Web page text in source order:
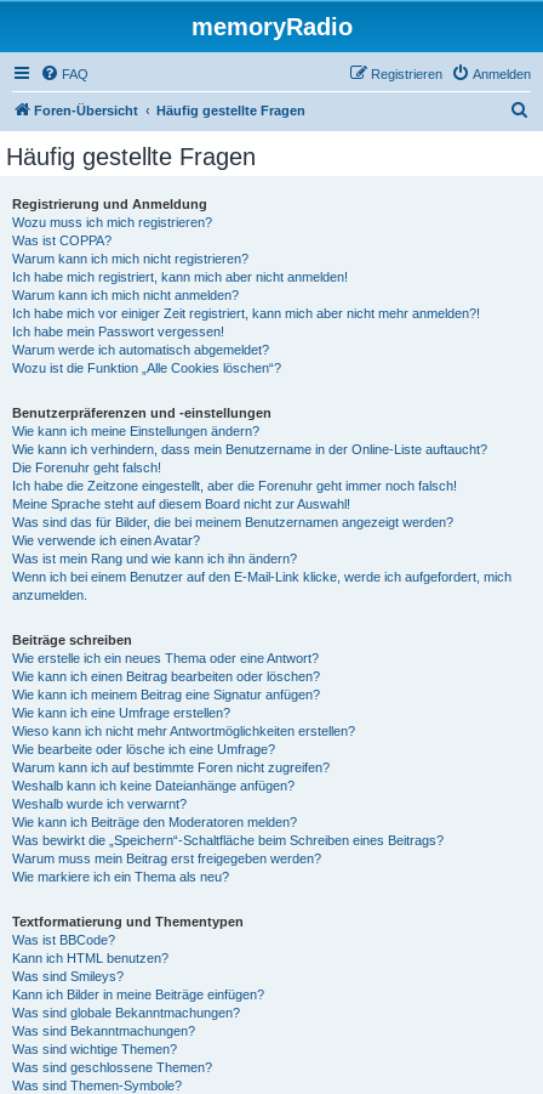
memoryRadio
FAQ Anmelden
Registrieren
Foren-Übersicht Häufig gestellte Fragen
Häufig gestellte Fragen
Registrierung und Anmeldung
Wozu muss ich mich registrieren?
Was ist COPPA?
Warum kann ich mich nicht registrieren?
Ich habe mich registriert, kann mich aber nicht anmelden!
Warum kann ich mich nicht anmelden?
Ich habe mich vor einiger Zeit registriert, kann mich aber nicht mehr anmelden?!
Ich habe mein Passwort vergessen!
Warum werde ich automatisch abgemeldet?
Wozu ist die Funktion „Alle Cookies löschen“?
Benutzerpräferenzen und -einstellungen
Wie kann ich meine Einstellungen ändern?
Wie kann ich verhindern, dass mein Benutzername in der Online-Liste auftaucht?
Die Forenuhr geht falsch!
Ich habe die Zeitzone eingestellt, aber die Forenuhr geht immer noch falsch!
Meine Sprache steht auf diesem Board nicht zur Auswahl!
Was sind das für Bilder, die bei meinem Benutzernamen angezeigt werden?
Wie verwende ich einen Avatar?
Was ist mein Rang und wie kann ich ihn ändern?
Wenn ich bei einem Benutzer auf den E-Mail-Link klicke, werde ich aufgefordert, mich
anzumelden.
Beiträge schreiben
Wie erstelle ich ein neues Thema oder eine Antwort?
Wie kann ich einen Beitrag bearbeiten oder löschen?
Wie kann ich meinem Beitrag eine Signatur anfügen?
Wie kann ich eine Umfrage erstellen?
Wieso kann ich nicht mehr Antwortmöglichkeiten erstellen?
Wie bearbeite oder lösche ich eine Umfrage?
Warum kann ich auf bestimmte Foren nicht zugreifen?
Weshalb kann ich keine Dateianhänge anfügen?
Weshalb wurde ich verwarnt?
Wie kann ich Beiträge den Moderatoren melden?
Was bewirkt die „Speichern“-Schaltfläche beim Schreiben eines Beitrags?
Warum muss mein Beitrag erst freigegeben werden?
Wie markiere ich ein Thema als neu?
Textformatierung und Thementypen
Was ist BBCode?
Kann ich HTML benutzen?
Was sind Smileys?
Kann ich Bilder in meine Beiträge einfügen?
Was sind globale Bekanntmachungen?
Was sind Bekanntmachungen?
Was sind wichtige Themen?
Was sind geschlossene Themen?
Was sind Themen-Symbole?